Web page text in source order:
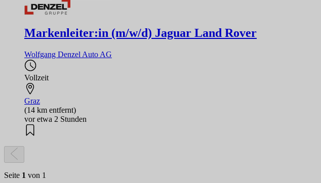
Markenleiter:in (m/w/d) Jaguar Land Rover
Wolfgang Denzel Auto AG
Vollzeit
Graz
(14 km entfernt)
vor etwa 2 Stunden
Seite 1 von 1